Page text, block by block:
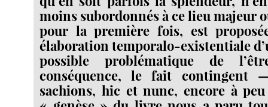
moins subordonnés à ce lieu majeur
pour la première fois, est
élaboration temporalo-existentiale
possible problématique de
conséquence, le fait contingent
sachions, hic et nunc, encore à